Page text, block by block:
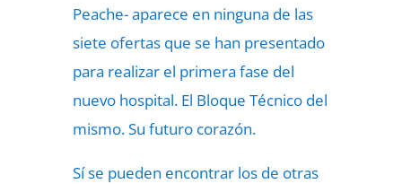
Peache- aparece en ninguna de las
siete ofertas que se han presentado
para realizar el primera fase del
nuevo hospital. El Bloque Técnico del
mismo. Su futuro corazón.
Sí se pueden encontrar los de otras